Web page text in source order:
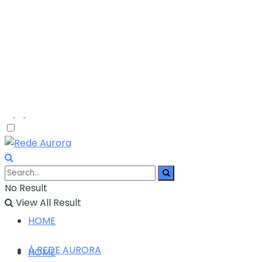
No Result
View All Result
HOME
Á REDE AURORA
HOME